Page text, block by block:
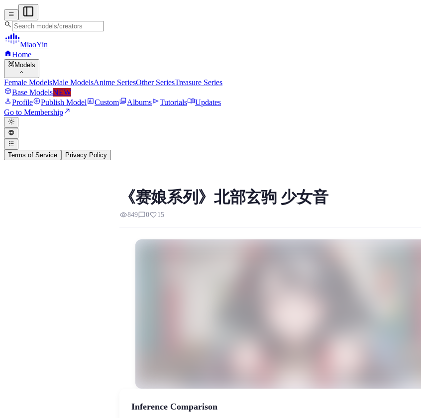
menu
search
MiaoYin
homeHome
view_in_ar Models
expand_more
Female ModelsMale ModelsAnime SeriesOther SeriesTreasure Series
deployed_codeBase ModelsNEW
personProfileadd_circlePublish ModelassessmentCustomphoto_libraryAlbumssendTutorialsmenu_bookUpdates
Go to Membershipnorth_east
light_mode
language
format_list_bulleted
Terms of Service Privacy Policy
Preview, model details, and download information for RVC Voice Model on MiaoYin. Tags: rvc,
不知不觉《赛马娘》系列的RVC模型以及更新到了北部玄驹，更多的赛马娘模型 下面是
《赛娘系列》北部玄驹 少女音
visibility849chat_bubble_outline0favorite15
Inference Comparison